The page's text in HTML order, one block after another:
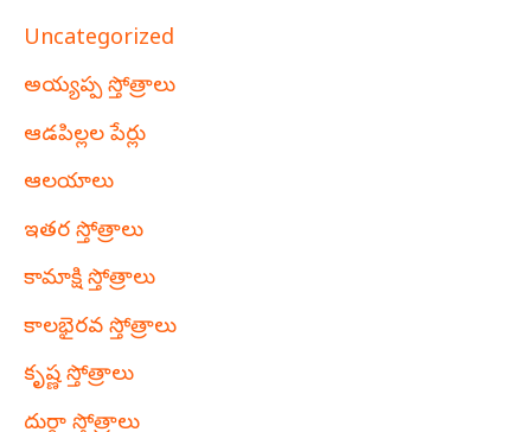
Uncategorized
అయ్యప్ప స్తోత్రాలు
ఆడపిల్లల పేర్లు
ఆలయాలు
ఇతర స్తోత్రాలు
కామాక్షి స్తోత్రాలు
కాలభైరవ స్తోత్రాలు
కృష్ణ స్తోత్రాలు
దుర్గా స్తోత్రాలు